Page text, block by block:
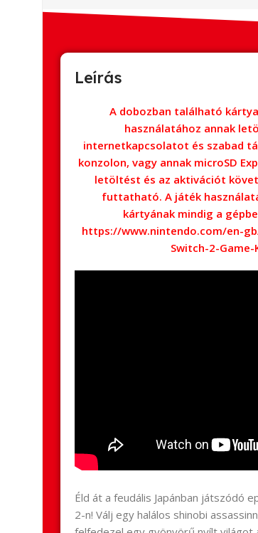
Leírás
A dobozban található
használatához annak
internetkapcsolatot és szabad
konzolon, vagy annak microSD
letöltést és az aktivációt
futtatható. A játék
kártyának mindig a
https://www.nintendo.com/en-
Switch-2-
Éld át a feudális Japánban játszódó
2-n! Válj egy halálos shinobi